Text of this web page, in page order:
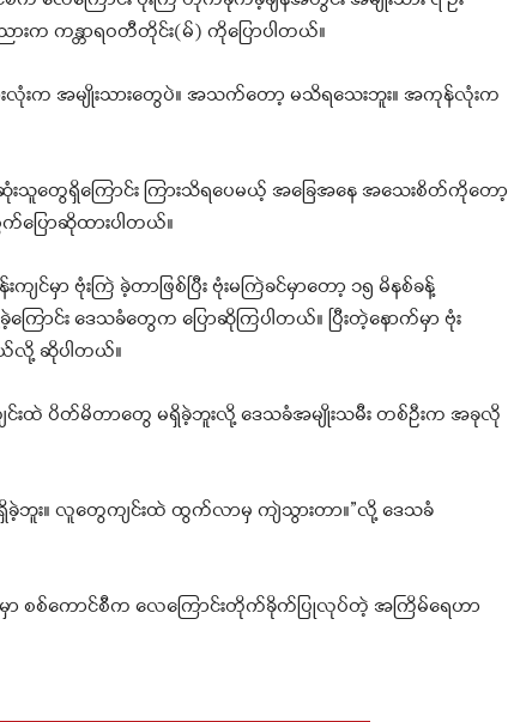
ကန္တာရဝတီတိုင်း(မ်) ကိုပြောပါတယ်။
းက အမျိုးသားတွေပဲ။ အသက်တော့ မသိရသေးဘူး။ အကုန်လုံးက
ေရှိကြောင်း ကြားသိရပေမယ့် အခြေအနေ အသေးစိတ်ကိုတော့
ပြောဆိုထားပါတယ်။
င်မှာ ဗုံးကြဲ ခဲ့တာဖြစ်ပြီး ဗုံးမကြဲခင်မှာတော့ ၁၅ မိနစ်ခန့်
ာင်း ဒေသခံတွေက ပြောဆိုကြပါတယ်။ ပြီးတဲ့နောက်မှာ ဗုံး
လို့ ဆိုပါတယ်။
းထဲ ပိတ်မိတာတွေ မရှိခဲ့ဘူးလို့ ဒေသခံအမျိုးသမီး တစ်ဦးက အခုလို
ရှိခဲ့ဘူး။ လူတွေကျင်းထဲ ထွက်လာမှ ကျဲသွားတာ။”လို့ ဒေသခံ
သမှာ စစ်ကောင်စီက လေကြောင်းတိုက်ခိုက်ပြုလုပ်တဲ့ အကြိမ်ရေဟာ